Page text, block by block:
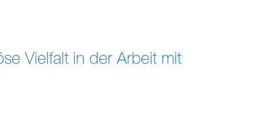
Vielfalt in der Arbeit mit